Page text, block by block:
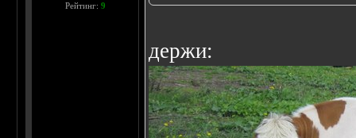
Рейтинг: 9
держи: